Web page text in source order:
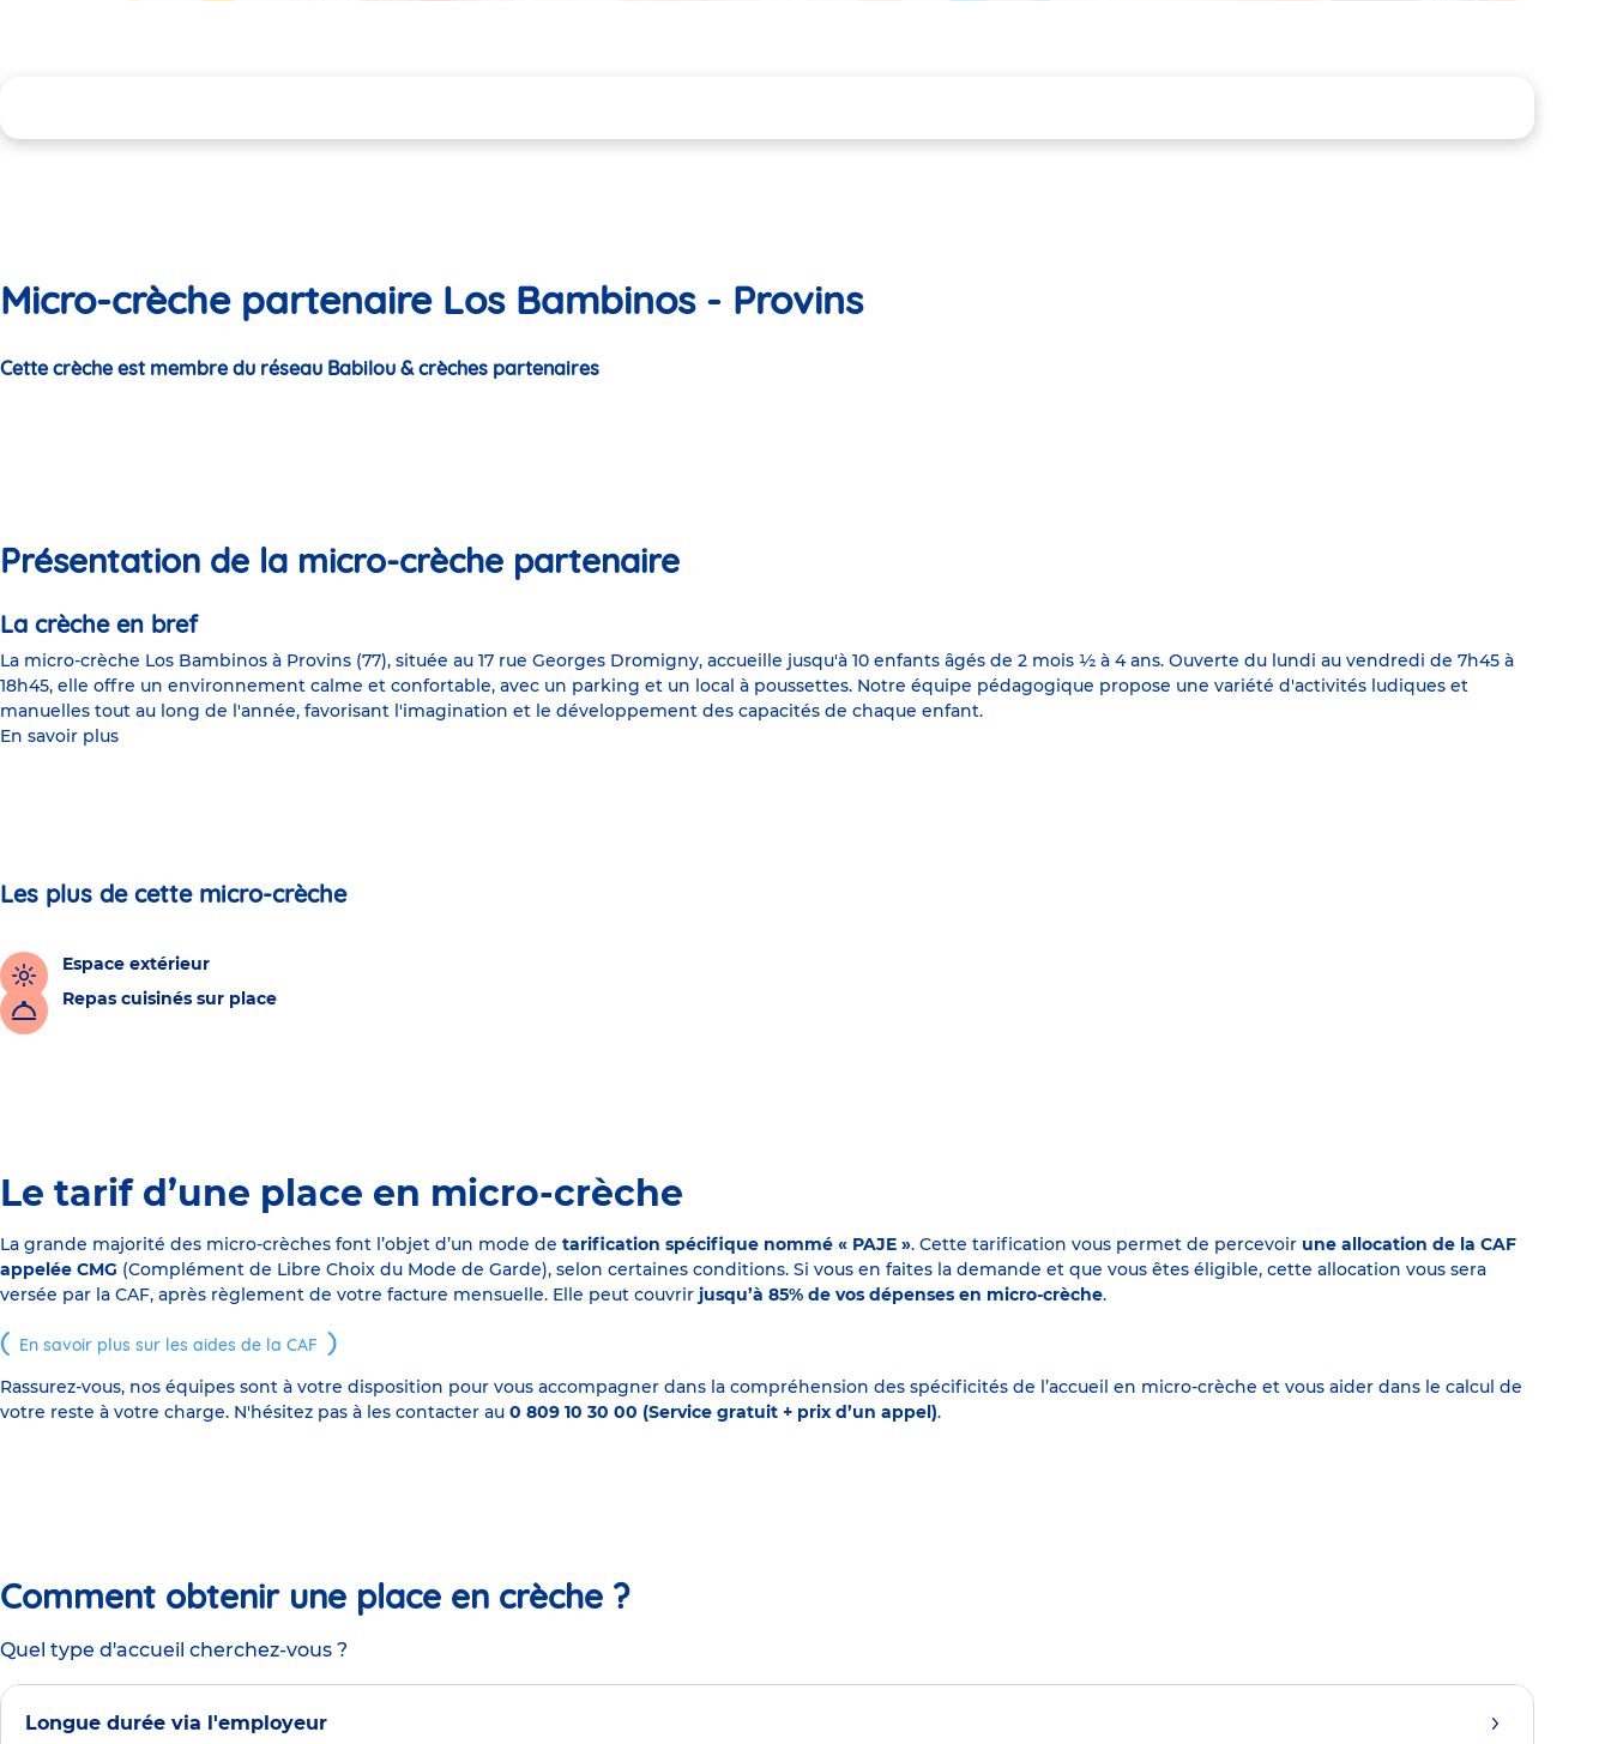
Micro-crèche partenaire Los Bambinos - Provins
Cette crèche est membre du réseau Babilou & crèches partenaires
Présentation de la micro-crèche partenaire
La crèche en bref
La micro-crèche Los Bambinos à Provins (77), située au 17 rue Georges Dromigny, accueille jusqu'à 10 enfants âgés de 2 mois ½ à 4 ans. Ouverte du lundi au vendredi de 7h45 à
18h45, elle offre un environnement calme et confortable, avec un parking et un local à poussettes. Notre équipe pédagogique propose une variété d'activités ludiques et
manuelles tout au long de l'année, favorisant l'imagination et le développement des capacités de chaque enfant.
En savoir plus
Les plus de cette micro-crèche
Espace extérieur
Repas cuisinés sur place
Le tarif d’une place en micro-crèche
La grande majorité des micro-crèches font l’objet d’un mode de tarification spécifique nommé « PAJE ». Cette tarification vous permet de percevoir une allocation de la CAF
appelée CMG (Complément de Libre Choix du Mode de Garde), selon certaines conditions. Si vous en faites la demande et que vous êtes éligible, cette allocation vous sera
versée par la CAF, après règlement de votre facture mensuelle. Elle peut couvrir jusqu’à 85% de vos dépenses en micro-crèche.
En savoir plus sur les aides de la CAF
Rassurez-vous, nos équipes sont à votre disposition pour vous accompagner dans la compréhension des spécificités de l’accueil en micro-crèche et vous aider dans le calcul de
votre reste à votre charge. N'hésitez pas à les contacter au 0 809 10 30 00 (Service gratuit + prix d’un appel).
Comment obtenir une place en crèche ?
Quel type d'accueil cherchez-vous ?
Longue durée via l'employeur